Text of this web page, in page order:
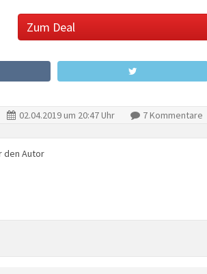
Zum Deal
02.04.2019 um 20:47 Uhr 7 Kommentare
den Autor